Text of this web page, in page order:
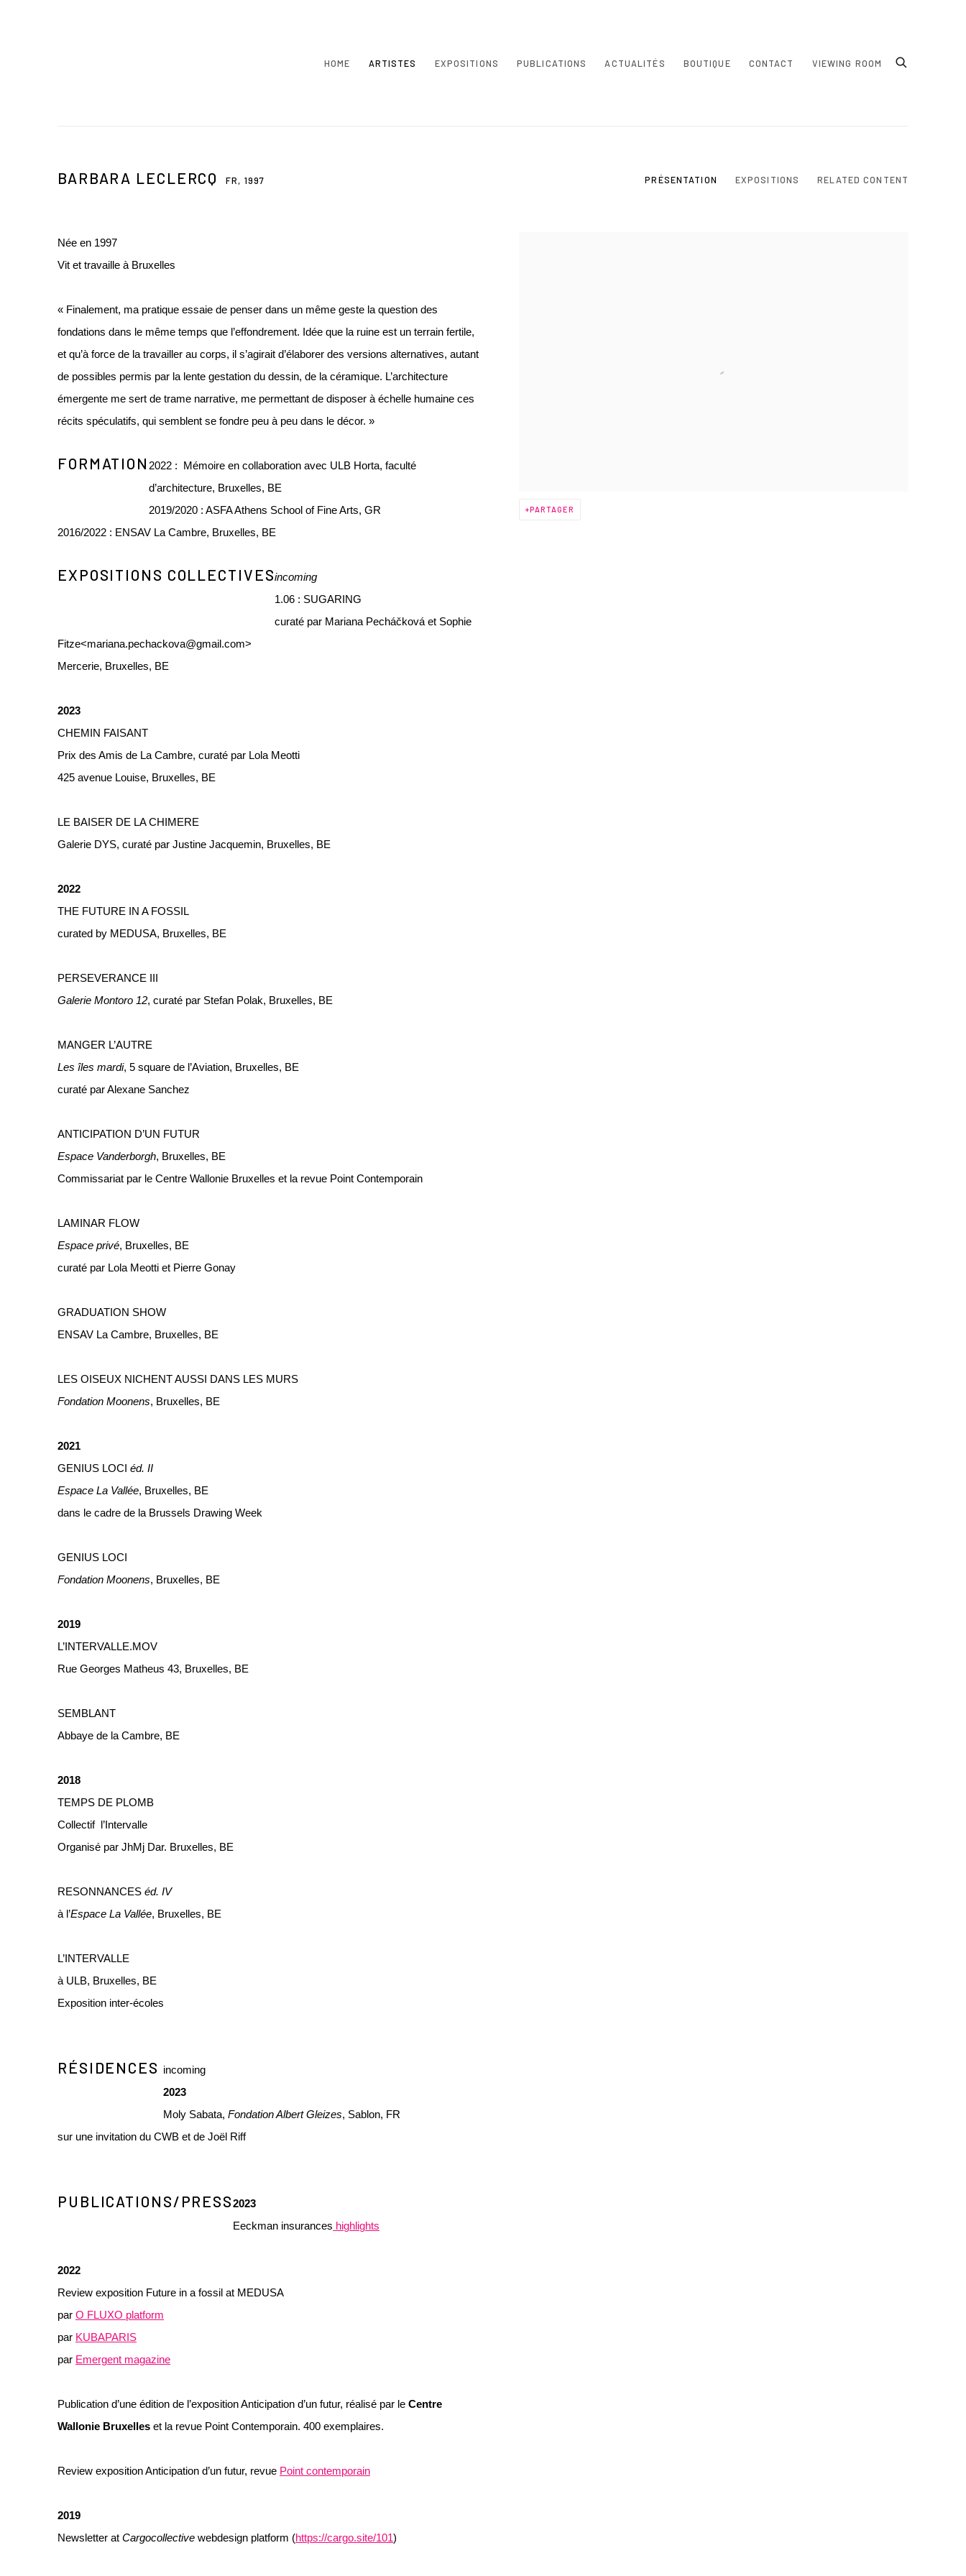
HOME ARTISTES EXPOSITIONS PUBLICATIONS ACTUALITÉS BOUTIQUE CONTACT VIEWING ROOM
BARBARA LECLERCQ FR, 1997 PRÉSENTATION EXPOSITIONS RELATED CONTENT
PARTAGER
Née en 1997
Vit et travaille à Bruxelles
« Finalement, ma pratique essaie de penser dans un même geste la question des
fondations dans le même temps que l’effondrement. Idée que la ruine est un terrain fertile,
et qu’à force de la travailler au corps, il s’agirait d’élaborer des versions alternatives, autant
de possibles permis par la lente gestation du dessin, de la céramique. L’architecture
émergente me sert de trame narrative, me permettant de disposer à échelle humaine ces
récits spéculatifs, qui semblent se fondre peu à peu dans le décor. »
FORMATION 2022 : Mémoire en collaboration avec ULB Horta, faculté
d’architecture, Bruxelles, BE
2019/2020 : ASFA Athens School of Fine Arts, GR
2016/2022 : ENSAV La Cambre, Bruxelles, BE
EXPOSITIONS COLLECTIVESincoming
1.06 : SUGARING
curaté par Mariana Pecháčková et Sophie
Fitze<mariana.pechackova@gmail.com>
Mercerie, Bruxelles, BE
2023
CHEMIN FAISANT
Prix des Amis de La Cambre, curaté par Lola Meotti
425 avenue Louise, Bruxelles, BE
LE BAISER DE LA CHIMERE
Galerie DYS, curaté par Justine Jacquemin, Bruxelles, BE
2022
THE FUTURE IN A FOSSIL
curated by MEDUSA, Bruxelles, BE
PERSEVERANCE III
Galerie Montoro 12, curaté par Stefan Polak, Bruxelles, BE
MANGER L’AUTRE
Les îles mardi, 5 square de l’Aviation, Bruxelles, BE
curaté par Alexane Sanchez
ANTICIPATION D’UN FUTUR
Espace Vanderborgh, Bruxelles, BE
Commissariat par le Centre Wallonie Bruxelles et la revue Point Contemporain
LAMINAR FLOW
Espace privé, Bruxelles, BE
curaté par Lola Meotti et Pierre Gonay
GRADUATION SHOW
ENSAV La Cambre, Bruxelles, BE
LES OISEUX NICHENT AUSSI DANS LES MURS
Fondation Moonens, Bruxelles, BE
2021
GENIUS LOCI éd. II
Espace La Vallée, Bruxelles, BE
dans le cadre de la Brussels Drawing Week
GENIUS LOCI
Fondation Moonens, Bruxelles, BE
2019
L’INTERVALLE.MOV
Rue Georges Matheus 43, Bruxelles, BE
SEMBLANT
Abbaye de la Cambre, BE
2018
TEMPS DE PLOMB
Collectif l’Intervalle
Organisé par JhMj Dar. Bruxelles, BE
RESONNANCES éd. IV
à l’Espace La Vallée, Bruxelles, BE
L’INTERVALLE
à ULB, Bruxelles, BE
Exposition inter-écoles
RÉSIDENCES
incoming
2023
Moly Sabata, Fondation Albert Gleizes, Sablon, FR
sur une invitation du CWB et de Joël Riff
PUBLICATIONS/PRESS2023
Eeckman insurances highlights
2022
Review exposition Future in a fossil at MEDUSA
par O FLUXO platform
par KUBAPARIS
par Emergent magazine
Publication d’une édition de l’exposition Anticipation d’un futur, réalisé par le Centre
Wallonie Bruxelles et la revue Point Contemporain. 400 exemplaires.
Review exposition Anticipation d’un futur, revue Point contemporain
2019
Newsletter at Cargocollective webdesign platform (https://cargo.site/101)